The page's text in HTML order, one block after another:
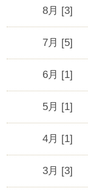
8月 [3]
7月 [5]
6月 [1]
5月 [1]
4月 [1]
3月 [3]